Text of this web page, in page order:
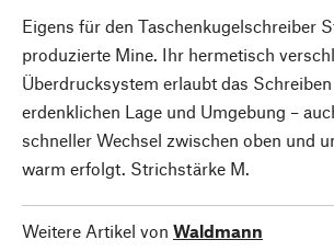
Eigens für den Taschenkugelschreiber
produzierte Mine. Ihr hermetisch
Überdrucksystem erlaubt das
erdenklichen Lage und Umgebung –
schneller Wechsel zwischen oben und
warm erfolgt. Strichstärke M.
Weitere Artikel von Waldmann